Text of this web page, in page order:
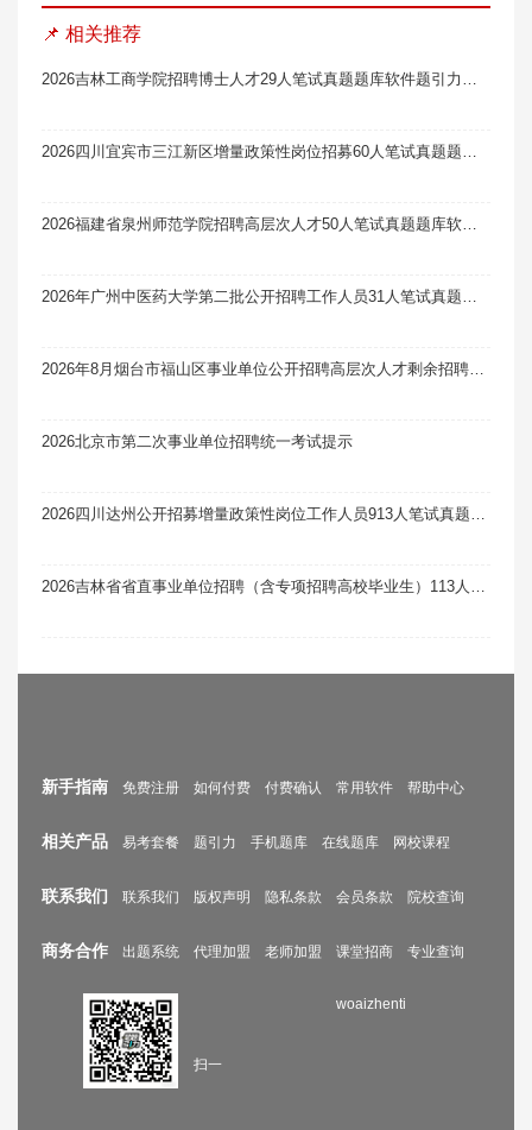
📌 相关推荐
2026北京市第二次事业单位招聘统一考试提示
新手指南 免费注册 如何付费 付费确认 常用软件 帮助中心
相关产品 易考套餐 题引力 手机题库 在线题库 网校课程
联系我们 联系我们 版权声明 隐私条款 会员条款 院校查询
商务合作 出题系统 代理加盟 老师加盟 课堂招商 专业查询
扫一
woaizhenti